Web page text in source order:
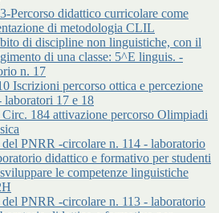
Percorso didattico curricolare come
di metodologia CLIL
di discipline non linguistiche, con il
di una classe: 5^E linguis. -
n. 17
Iscrizioni percorso ottica e percezione
laboratori 17 e 18
184 attivazione percorso Olimpiadi
PNRR -circolare n. 114 - laboratorio
didattico e formativo per studenti
le competenze linguistiche
PNRR -circolare n. 113 - laboratorio